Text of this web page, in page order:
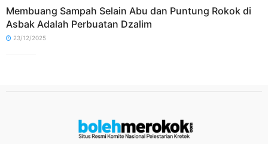
Membuang Sampah Selain Abu dan Puntung Rokok di
Asbak Adalah Perbuatan Dzalim
23/12/2025